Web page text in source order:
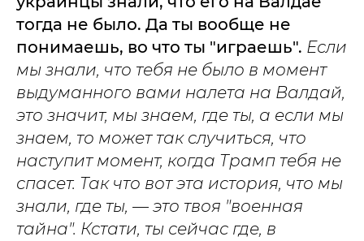
тогда не было. Да ты вообще не
понимаешь, во что ты "играешь". Если
мы знали, что тебя не было в момент
выдуманного вами налета на Валдай,
это значит, мы знаем, где ты, а если мы
знаем, то может так случиться, что
наступит момент, когда Трамп тебя не
спасет. Так что вот эта история, что мы
знали, где ты, — это твоя "военная
тайна". Кстати, ты сейчас где, в